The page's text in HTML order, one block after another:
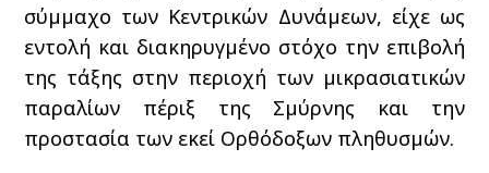
σύμμαχο των Κεντρικών Δυνάμεων, είχε ως
εντολή και διακηρυγμένο στόχο την επιβολή
της τάξης στην περιοχή των μικρασιατικών
παραλίων πέριξ της Σμύρνης και την
προστασία των εκεί Ορθόδοξων πληθυσμών.